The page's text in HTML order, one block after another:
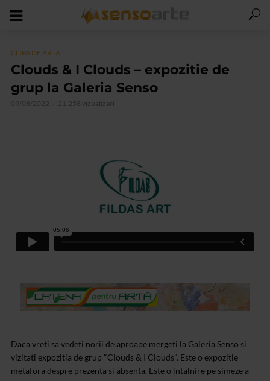
CLIPA DE ARTA
Clouds & I Clouds – expozitie de
grup la Galeria Senso
09/08/2022 21.258 vizualizari
Daca vreti sa vedeti norii de aproape mergeti la Galeria Senso si
vizitati expozitia de grup "Clouds & I Clouds". Este o expozitie
metafora despre prezenta si absenta. Este o intalnire pe simeze a